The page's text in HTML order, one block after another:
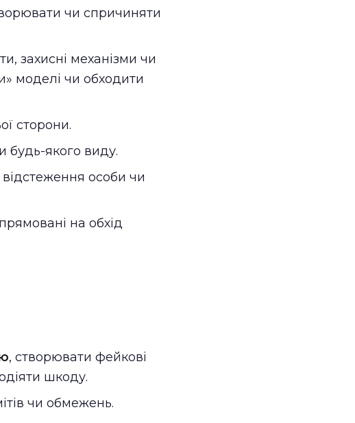
чи спричиняти
захисні механізми чи
моделі чи обходити
сторони.
будь-якого виду.
особи чи
на обхід
, створювати фейкові
шкоду.
чи обмежень.